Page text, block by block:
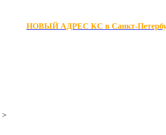
НОВЫЙ АДРЕС КС в Санкт-
>